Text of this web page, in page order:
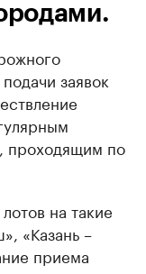
заявок
проходящим по
на такие
«Казань –
приема